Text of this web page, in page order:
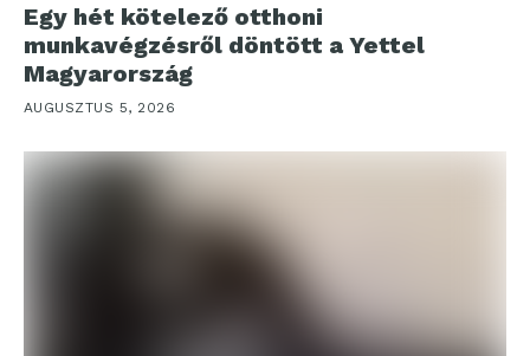
Egy hét kötelező otthoni
munkavégzésről döntött a Yettel
Magyarország
AUGUSZTUS 5, 2026